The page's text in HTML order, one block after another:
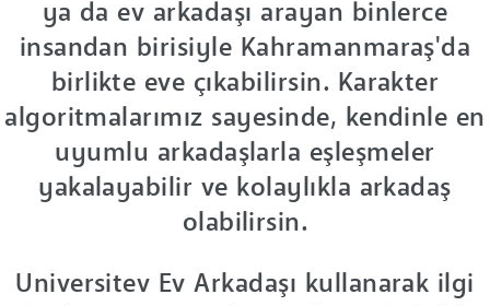
ya da ev arkadaşı arayan binlerce
insandan birisiyle Kahramanmaraş'da
birlikte eve çıkabilirsin. Karakter
algoritmalarımız sayesinde, kendinle en
uyumlu arkadaşlarla eşleşmeler
yakalayabilir ve kolaylıkla arkadaş
olabilirsin.
Universitev Ev Arkadaşı kullanarak ilgi